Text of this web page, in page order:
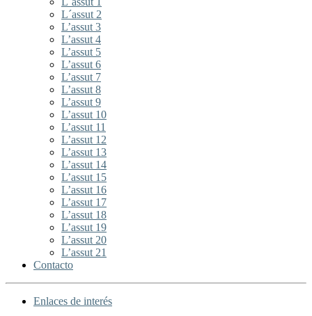
L´assut 2
L’assut 3
L’assut 4
L’assut 5
L’assut 6
L’assut 7
L’assut 8
L’assut 9
L’assut 10
L’assut 11
L’assut 12
L’assut 13
L’assut 14
L’assut 15
L’assut 16
L’assut 17
L’assut 18
L’assut 19
L’assut 20
L’assut 21
Contacto
Enlaces de interés